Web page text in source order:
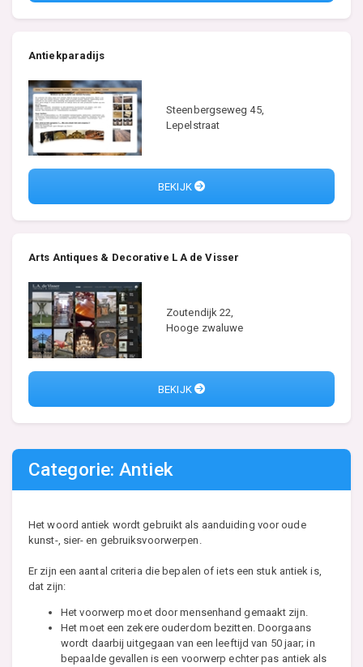
Antiekparadijs
Steenbergseweg 45,
Lepelstraat
BEKIJK
Arts Antiques & Decorative L A de Visser
Zoutendijk 22,
Hooge zwaluwe
BEKIJK
Categorie: Antiek
Het woord antiek wordt gebruikt als aanduiding voor oude
kunst-, sier- en gebruiksvoorwerpen.
Er zijn een aantal criteria die bepalen of iets een stuk antiek is,
dat zijn:
Het voorwerp moet door mensenhand gemaakt zijn.
Het moet een zekere ouderdom bezitten. Doorgaans
wordt daarbij uitgegaan van een leeftijd van 50 jaar; in
bepaalde gevallen is een voorwerp echter pas antiek als